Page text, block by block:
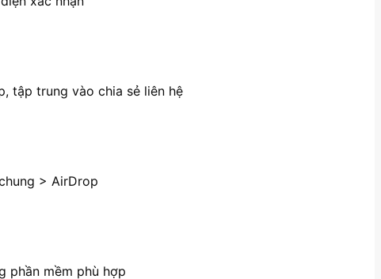
tập trung vào chia sẻ liên hệ
> AirDrop
phần mềm phù hợp